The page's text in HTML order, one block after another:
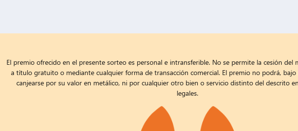
París 2026 de Frutas Torres es simple y segura gracias aSentra, el
cada participación verificando elegibilidad, detectando duplicidades
El premio ofrecido en el presente sorteo es personal e intransferible. No se permite la cesión del
a título gratuito o mediante cualquier forma de transacción comercial. El premio no podrá, bajo
canjearse por su valor en metálico, ni por cualquier otro bien o servicio distinto del descrito
legales.